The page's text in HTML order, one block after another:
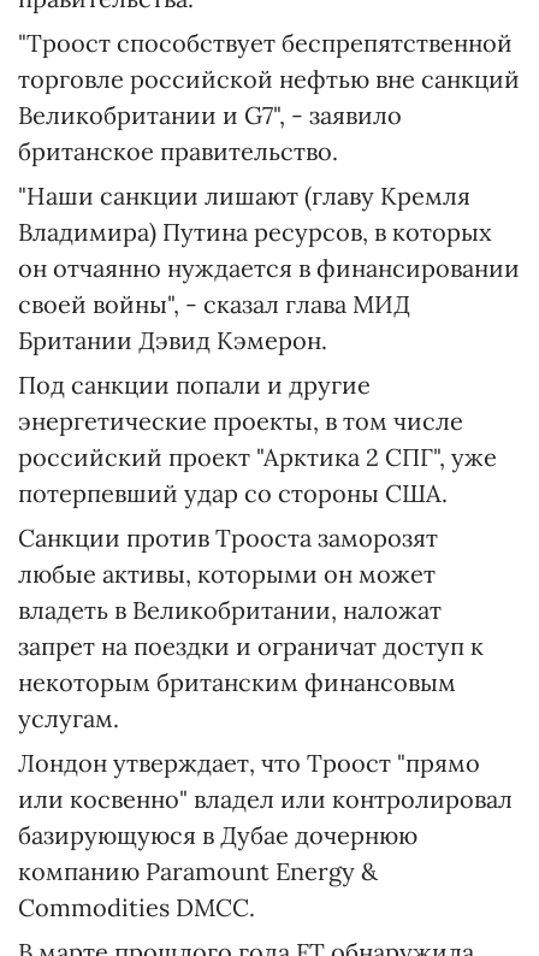
"Троост способствует беспрепятственной
торговле российской нефтью вне санкций
Великобритании и G7", - заявило
британское правительство.
"Наши санкции лишают (главу Кремля
Владимира) Путина ресурсов, в которых
он отчаянно нуждается в финансировании
своей войны", - сказал глава МИД
Британии Дэвид Кэмерон.
Под санкции попали и другие
энергетические проекты, в том числе
российский проект "Арктика 2 СПГ", уже
потерпевший удар со стороны США.
Санкции против Трооста заморозят
любые активы, которыми он может
владеть в Великобритании, наложат
запрет на поездки и ограничат доступ к
некоторым британским финансовым
услугам.
Лондон утверждает, что Троост "прямо
или косвенно" владел или контролировал
базирующуюся в Дубае дочернюю
компанию Paramount Energy &
Commodities DMCC.